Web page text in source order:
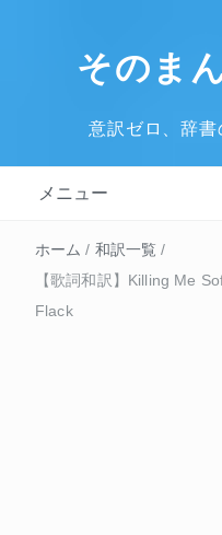
そのま
意訳ゼロ、辞書
メニュー
ホーム / 和訳一覧 /
【歌詞和訳】Killing Me
Flack